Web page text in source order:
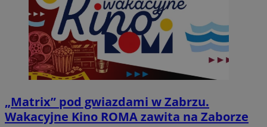
„Matrix” pod gwiazdami w Zabrzu.
Wakacyjne Kino ROMA zawita na Zaborze